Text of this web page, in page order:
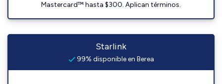
Mastercard™ hasta $300. Aplican términos.
Starlink
99% disponible en Berea